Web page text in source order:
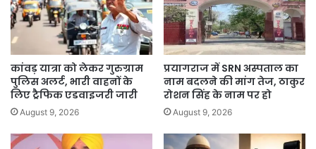
कांवड़ यात्रा को लेकर गुरुग्राम
पुलिस अलर्ट, भारी वाहनों के
लिए ट्रैफिक एडवाइजरी जारी
August 9, 2026
प्रयागराज में SRN अस्पताल का
नाम बदलने की मांग तेज, ठाकुर
रोशन सिंह के नाम पर हो
August 9, 2026